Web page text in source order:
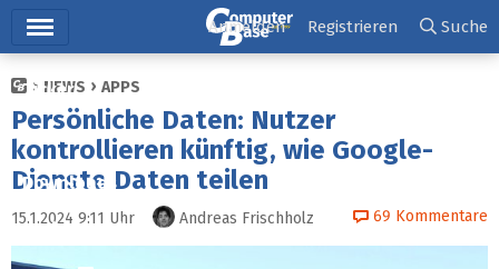
Ticker
Tests
Downloads
Preisvergleich
Anmelden Registrieren Suche
NEWS APPS
Persönliche Daten: Nutzer
kontrollieren künftig, wie Google-
Dienste Daten teilen
15.1.2024 9:11 Uhr Andreas Frischholz 69 Kommentare